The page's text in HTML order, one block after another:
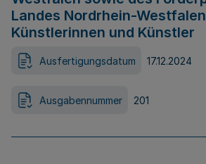
Landes Nordrhein-
Künstlerinnen und Künstler
Ausfertigungsdatum 17.12.2024
Ausgabennummer 201